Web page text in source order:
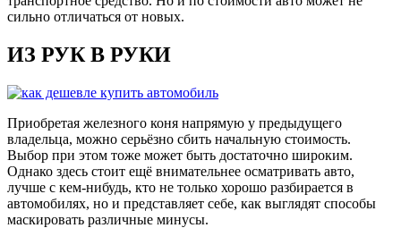
сильно отличаться от новых.
ИЗ РУК В РУКИ
Приобретая железного коня напрямую у предыдущего
владельца, можно серьёзно сбить начальную стоимость.
Выбор при этом тоже может быть достаточно широким.
Однако здесь стоит ещё внимательнее осматривать авто,
лучше с кем-нибудь, кто не только хорошо разбирается в
автомобилях, но и представляет себе, как выглядят способы
маскировать различные минусы.